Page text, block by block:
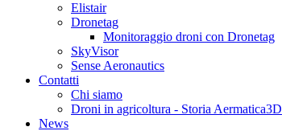
Elistair
Dronetag
Monitoraggio droni con Dronetag
SkyVisor
Sense Aeronautics
Contatti
Chi siamo
Droni in agricoltura - Storia Aermatica3D
News